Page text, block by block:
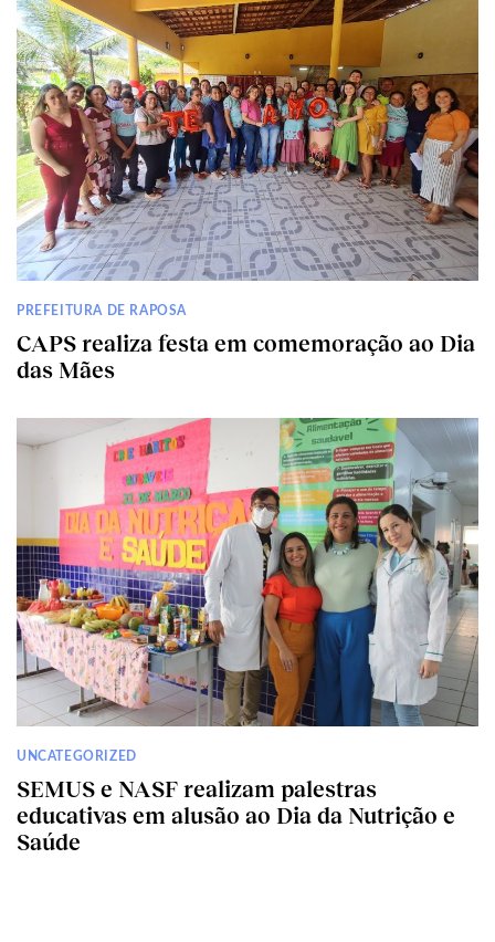
PREFEITURA DE RAPOSA
CAPS realiza festa em comemoração ao Dia
das Mães
UNCATEGORIZED
SEMUS e NASF realizam palestras
educativas em alusão ao Dia da Nutrição e
Saúde